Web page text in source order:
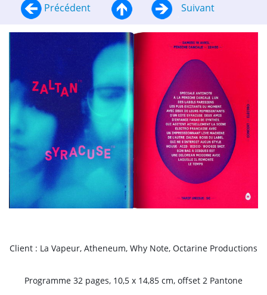
Précédent Suivant
Client : La Vapeur, Atheneum, Why Note, Octarine Productions
Programme 32 pages, 10,5 x 14,85 cm, offset 2 Pantone